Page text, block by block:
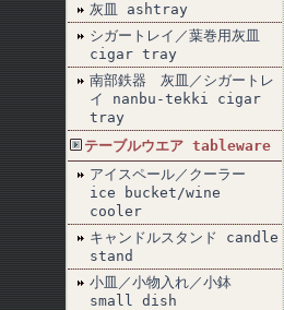
灰皿 ashtray
シガートレイ／葉巻用灰皿
cigar tray
南部鉄器 灰皿／シガートレ
イ nanbu-tekki cigar
tray
テーブルウエア tableware
アイスペール／クーラー
ice bucket/wine
cooler
キャンドルスタンド candle
stand
小皿／小物入れ／小鉢
small dish